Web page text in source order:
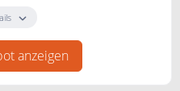
in der Sale Kategorie
anzeigen